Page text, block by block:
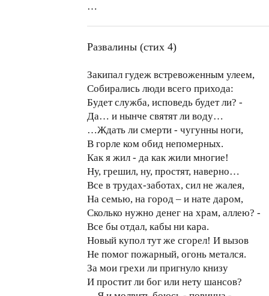
…
Развалины (стих 4)
Закипал гудеж встревоженным улеем,
Собирались люди всего прихода:
Будет служба, исповедь будет ли? -
Да… и нынче святят ли воду…
…Ждать ли смерти - чугунны ноги,
В горле ком обид непомерных.
Как я жил - да как жили многие!
Ну, грешил, ну, простят, наверно…
Все в трудах-заботах, сил не жалея,
На семью, на город – и нате даром,
Сколько нужно денег на храм, аллею? -
Все бы отдал, кабы ни кара.
Новый купол тут же сгорел! И вызов
Не помог пожарный, огонь метался.
За мои грехи ли пригнуло книзу
И простит ли бог или нету шансов?